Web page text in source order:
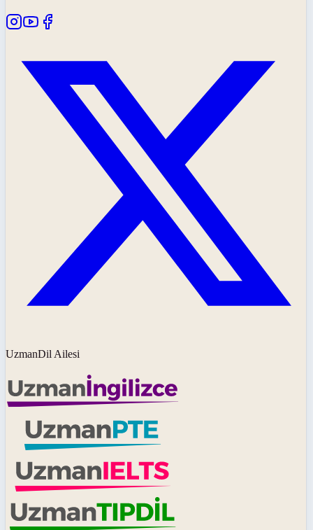
UzmanDil Ailesi